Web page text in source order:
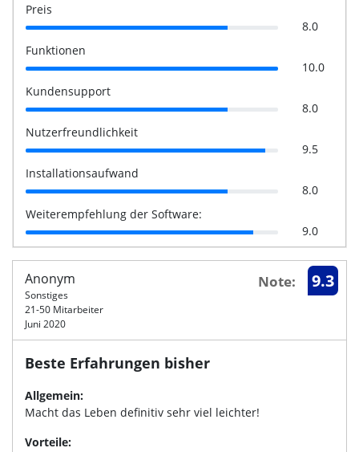
Preis
8.0
Funktionen
10.0
Kundensupport
8.0
Nutzerfreundlichkeit
9.5
Installationsaufwand
8.0
Weiterempfehlung der Software:
9.0
Anonym
Sonstiges
21-50 Mitarbeiter
Juni 2020
Note: 9.3
Beste Erfahrungen bisher
Allgemein:
Macht das Leben definitiv sehr viel leichter!
Vorteile: